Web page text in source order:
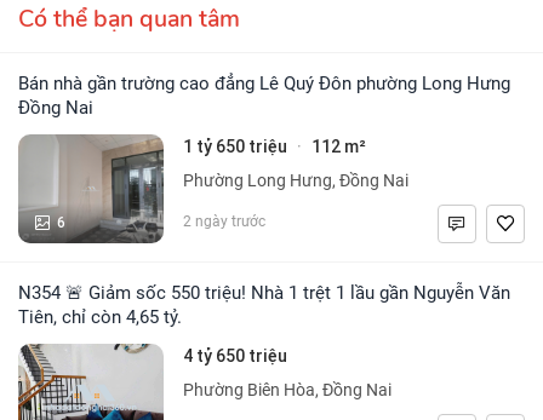
Có thể bạn quan tâm
Bán nhà gần trường cao đẳng Lê Quý Đôn phường Long Hưng
Đồng Nai
6
1 tỷ 650 triệu · 112 m²
Phường Long Hưng, Đồng Nai
2 ngày trước
N354 🚨 Giảm sốc 550 triệu! Nhà 1 trệt 1 lầu gần Nguyễn Văn
Tiên, chỉ còn 4,65 tỷ.
4 tỷ 650 triệu
Phường Biên Hòa, Đồng Nai